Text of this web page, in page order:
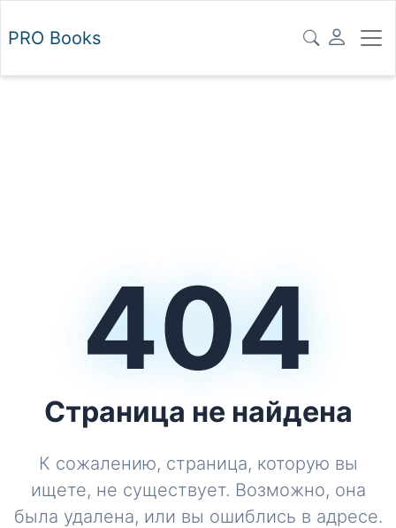
PRO Books
404
Страница не найдена
К сожалению, страница, которую вы
ищете, не существует. Возможно, она
была удалена, или вы ошиблись в адресе.